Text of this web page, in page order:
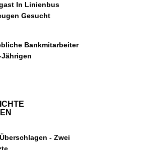
In Linienbus
Gesucht
Bankmitarbeiter
Jährigen
- Zwei